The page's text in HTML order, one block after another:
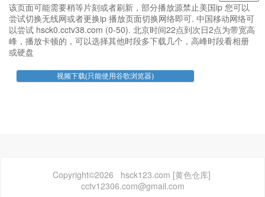
该页面可能需要稍等片刻或者刷新，部分播放源禁止美国ip 您可以
尝试切换无线网或者更换ip 播放页面切换网络即可. 中国移动网络可
以尝试 hsck0.cctv38.com (0-50). 北京时间22点到次日2点为带宽高
峰，播放卡顿的，可以选择其他时段多下载几个，高峰时段看相册
或硬盘
Copyright©2026 hsck123.com [黄色仓库]
cctv12306.com@gmail.com